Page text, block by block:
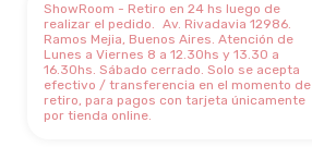
ShowRoom - Retiro en 24 hs luego de
realizar el pedido. Av. Rivadavia 12986.
Ramos Mejia, Buenos Aires. Atención de
Lunes a Viernes 8 a 12.30hs y 13.30 a
16.30hs. Sábado cerrado. Solo se acepta
efectivo / transferencia en el momento de
retiro, para pagos con tarjeta únicamente
por tienda online.